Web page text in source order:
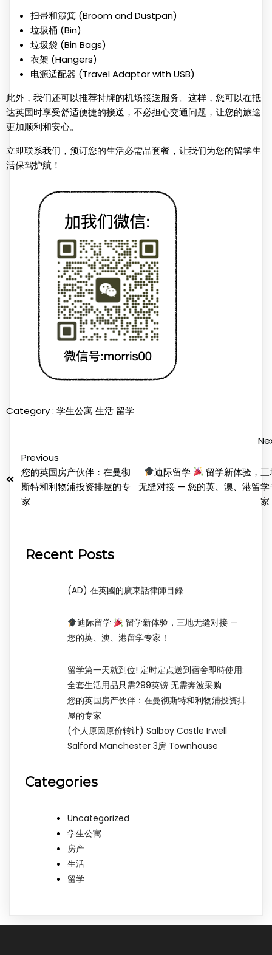
扫帚和簸箕 (Broom and Dustpan)
垃圾桶 (Bin)
垃圾袋 (Bin Bags)
衣架 (Hangers)
电源适配器 (Travel Adaptor with USB)
此外，我们还可以推荐持牌的机场接送服务。这样，您可以在抵
达英国时享受舒适便捷的接送，不必担心交通问题，让您的旅途
更加顺利和安心。
立即联系我们，预订您的生活必需品套餐，让我们为您的留学生
活保驾护航！
Category : 学生公寓 生活 留学
Previous
您的英国房产伙伴：在曼彻
斯特和利物浦投资排屋的专
家
迪际留学
留学新体验，三
无缝对接 — 您的英、澳、港留学
家
Recent Posts
(AD) 在英國的廣東話律師目錄
迪际留学
留学新体验，三地无缝对接 —
您的英、澳、港留学专家！
留学第一天就到位! 定时定点送到宿舍即時使用:
全套生活用品只需299英镑 无需奔波采购
您的英国房产伙伴：在曼彻斯特和利物浦投资排
屋的专家
(个人原因原价转让) Salboy Castle Irwell
Salford Manchester 3房 Townhouse
Categories
Uncategorized
学生公寓
房产
生活
留学